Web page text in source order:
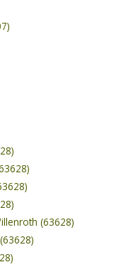
(63628)